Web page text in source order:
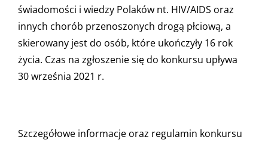
świadomości i wiedzy Polaków nt. HIV/AIDS oraz
innych chorób przenoszonych drogą płciową, a
skierowany jest do osób, które ukończyły 16 rok
życia. Czas na zgłoszenie się do konkursu upływa
30 września 2021 r.
Szczegółowe informacje oraz regulamin konkursu